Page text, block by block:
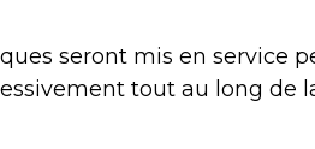
seront mis en service
tout au long de